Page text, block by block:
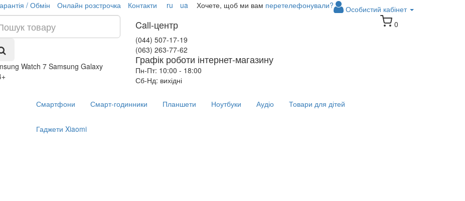
/ Обмін Онлайн розстрочка Контакти ru ua Особистий кабінет
Хочете, щоб ми вам перетелефонували?
Watch 7 Samsung Galaxy
Call-центр
(044) 507-17-19
(063) 263-77-62
Графік роботи інтернет-магазину
Пн-Пт: 10:00 - 18:00
Сб-Нд: вихідні
0
Смартфони Смарт-годинники Планшети Ноутбуки Аудіо Товари для дітей
Гаджети Xiaomi